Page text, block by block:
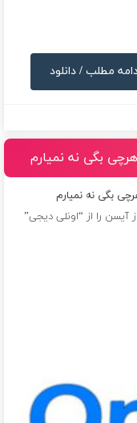
مطلب / دانلود
بگی نه نمیارم
بگی نه نمیارم
آیسن را از “اونلی دیجی”